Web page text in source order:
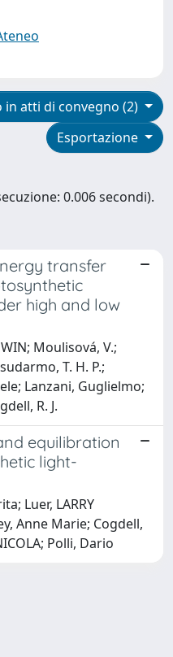
atti di convegno (2)
Esportazione
0.006 secondi).
transfer
high and low
Moulisová, V.;
T. H. P.;
Lanzani, Guglielmo;
R. J.
equilibration
light-
Luer, LARRY
Anne Marie; Cogdell,
Polli, Dario